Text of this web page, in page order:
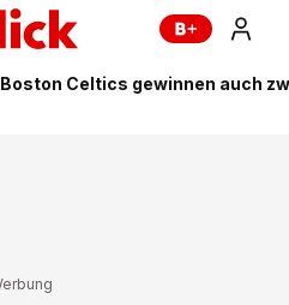
Boston Celtics gewinnen auch